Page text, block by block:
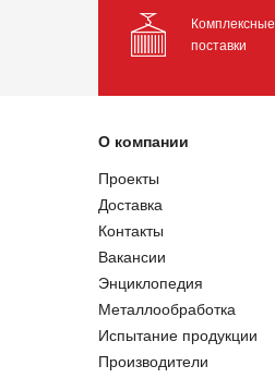
Комплексные
поставки
О компании
Проекты
Доставка
Контакты
Вакансии
Энциклопедия
Металлообработка
Испытание продукции
Производители